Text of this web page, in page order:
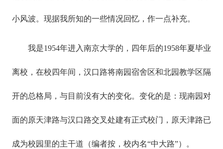
小风波。现据我所知的一些情况回忆，作一点补充。
我是1954年进入南京大学的，四年后的1958年夏毕业
离校，在校四年间，汉口路将南园宿舍区和北园教学区隔
开的总格局，与目前没有大的变化。变化的是：现南园对
面的原天津路与汉口路交叉处建有正式校门，原天津路已
成为校园里的主干道（编者按，校内名“中大路”）。